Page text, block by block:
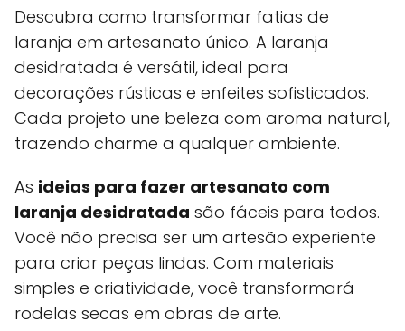
Descubra como transformar fatias de
laranja em artesanato único. A laranja
desidratada é versátil, ideal para
decorações rústicas e enfeites sofisticados.
Cada projeto une beleza com aroma natural,
trazendo charme a qualquer ambiente.
As ideias para fazer artesanato com
laranja desidratada são fáceis para todos.
Você não precisa ser um artesão experiente
para criar peças lindas. Com materiais
simples e criatividade, você transformará
rodelas secas em obras de arte.